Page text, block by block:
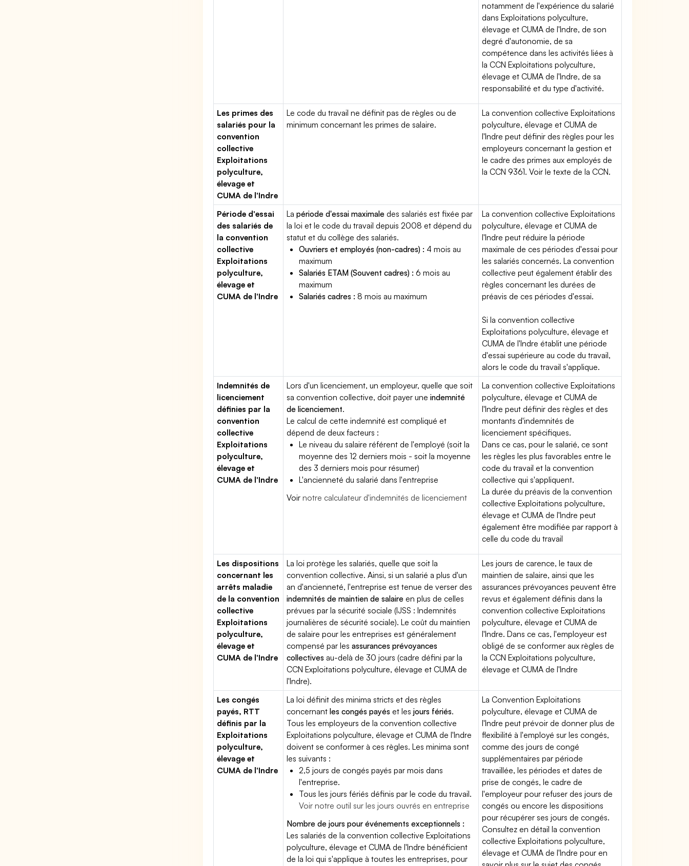
notamment de l'expérience du salarié
dans Exploitations polyculture,
élevage et CUMA de l'Indre, de son
degré d'autonomie, de sa
compétence dans les activités liées à
la CCN Exploitations polyculture,
élevage et CUMA de l'Indre, de sa
responsabilité et du type d'activité.
Les primes des
salariés pour la
convention
collective
Exploitations
polyculture,
élevage et
CUMA de l'Indre
Le code du travail ne définit pas de règles ou de
minimum concernant les primes de salaire.
La convention collective Exploitations
polyculture, élevage et CUMA de
l'Indre peut définir des règles pour les
employeurs concernant la gestion et
le cadre des primes aux employés de
la CCN 9361. Voir le texte de la CCN.
Période d'essai
des salariés de
la convention
collective
Exploitations
polyculture,
élevage et
CUMA de l'Indre
Lapériode d'essai maximale des salariés est fixée par
la loi et le code du travail depuis 2008 et dépend du
statut et du collège des salariés.
Ouvriers et employés (non-cadres) : 4 mois au
maximum
Salariés ETAM (Souvent cadres) : 6 mois au
maximum
Salariés cadres : 8 mois au maximum
La convention collective Exploitations
polyculture, élevage et CUMA de
l'Indre peut réduire la période
maximale de ces périodes d'essai pour
les salariés concernés. La convention
collective peut également établir des
règles concernant les durées de
préavis de ces périodes d'essai.
Si la convention collective
Exploitations polyculture, élevage et
CUMA de l'Indre établit une période
d'essai supérieure au code du travail,
alors le code du travail s'applique.
Indemnités de
licenciement
définies par la
convention
collective
Exploitations
polyculture,
élevage et
CUMA de l'Indre
Lors d'un licenciement, un employeur, quelle que soit
sa convention collective, doit payer uneindemnité
de licenciement.
Le calcul de cette indemnité est compliqué et
dépend de deux facteurs :
Le niveau du salaire référent de l'employé (soit la
moyenne des 12 derniers mois - soit la moyenne
des 3 derniers mois pour résumer)
L'ancienneté du salarié dans l'entreprise
Voirnotre calculateur d'indemnités de licenciement
La convention collective Exploitations
polyculture, élevage et CUMA de
l'Indre peut définir des règles et des
montants d'indemnités de
licenciement spécifiques.
Dans ce cas, pour le salarié, ce sont
les règles les plus favorables entre le
code du travail et la convention
collective qui s'appliquent.
La durée du préavis de la convention
collective Exploitations polyculture,
élevage et CUMA de l'Indre peut
également être modifiée par rapport à
celle du code du travail
Les dispositions
concernant les
arrêts maladie
de la convention
collective
Exploitations
polyculture,
élevage et
CUMA de l'Indre
La loi protège les salariés, quelle que soit la
convention collective. Ainsi, si un salarié a plus d'un
an d'ancienneté, l'entreprise est tenue de verser des
indemnités de maintien de salaire en plus de celles
prévues par la sécurité sociale (IJSS : Indemnités
journalières de sécurité sociale). Le coût du maintien
de salaire pour les entreprises est généralement
compensé par lesassurances prévoyances
collectives au-delà de 30 jours (cadre défini par la
CCN Exploitations polyculture, élevage et CUMA de
l'Indre).
Les jours de carence, le taux de
maintien de salaire, ainsi que les
assurances prévoyances peuvent être
revus et également définis dans la
convention collective Exploitations
polyculture, élevage et CUMA de
l'Indre. Dans ce cas, l'employeur est
obligé de se conformer aux règles de
la CCN Exploitations polyculture,
élevage et CUMA de l'Indre
Les congés
payés, RTT
définis par la
Exploitations
polyculture,
élevage et
CUMA de l'Indre
La loi définit des minima stricts et des règles
concernantles congés payés et lesjours fériés.
Tous les employeurs de la convention collective
Exploitations polyculture, élevage et CUMA de l'Indre
doivent se conformer à ces règles. Les minima sont
les suivants :
2,5 jours de congés payés par mois dans
l'entreprise.
Tous les jours fériés définis par le code du travail.
Voir notre outil sur les jours ouvrés en entreprise
Nombre de jours pour événements exceptionnels :
Les salariés de la convention collective Exploitations
polyculture, élevage et CUMA de l'Indre bénéficient
de la loi qui s'applique à toutes les entreprises, pour
La Convention Exploitations
polyculture, élevage et CUMA de
l'Indre peut prévoir de donner plus de
flexibilité à l'employé sur les congés,
comme des jours de congé
supplémentaires par période
travaillée, les périodes et dates de
prise de congés, le cadre de
l'employeur pour refuser des jours de
congés ou encore les dispositions
pour récupérer ses jours de congés.
Consultez en détail la convention
collective Exploitations polyculture,
élevage et CUMA de l'Indre pour en